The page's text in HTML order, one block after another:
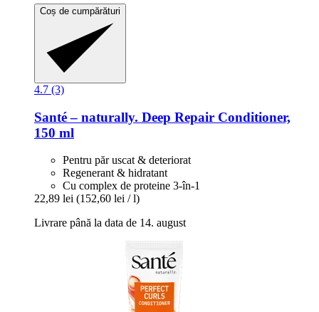
Coș de cumpărături
4.7 (3)
Santé – naturally. Deep Repair Conditioner,
150 ml
Pentru păr uscat & deteriorat
Regenerant & hidratant
Cu complex de proteine 3-în-1
22,89 lei (152,60 lei / l)
Livrare până la data de 14. august